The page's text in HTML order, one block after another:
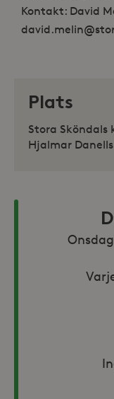
Kontakt: David
Plats
Stora Sköndals
Hjalmar Danells